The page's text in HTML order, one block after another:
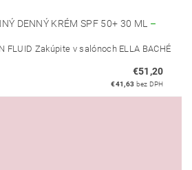
DENNÝ KRÉM SPF 50+ 30 ML –
FLUID Zakúpite v salónoch ELLA BACHÉ
€51,20
€41,63 bez DPH